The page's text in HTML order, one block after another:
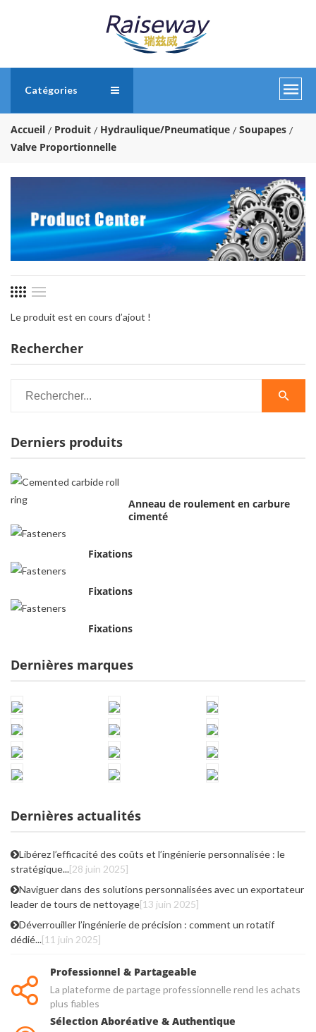
Catégories
Accueil Produit Hydraulique/Pneumatique
Soupapes
Valve Proportionnelle
Rechercher
Derniers produits
Anneau de roulement en carbure
cimenté
Fixations
Fixations
Fixations
Dernières marques
Dernières actualités
Libérez l’efficacité des coûts et l’ingénierie personnalisée : le
stratégique...[28 juin 2025]
Naviguer dans des solutions personnalisées avec un exportateur
leader de tours de nettoyage[13 juin 2025]
Déverrouiller l’ingénierie de précision : comment un rotatif
dédié...[11 juin 2025]
Le produit est en cours d’ajout !
Professionnel & Partageable
La plateforme de partage professionnelle rend les achats
plus fiables
Sélection Aboréative & Authentique